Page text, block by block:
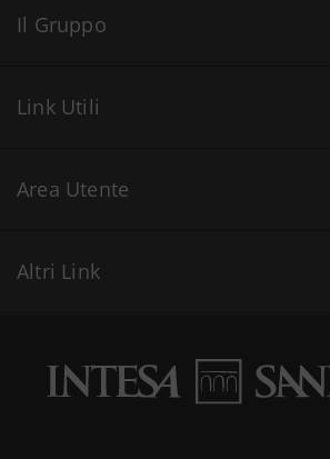
Il Gruppo
Link Utili
Area Utente
Altri Link